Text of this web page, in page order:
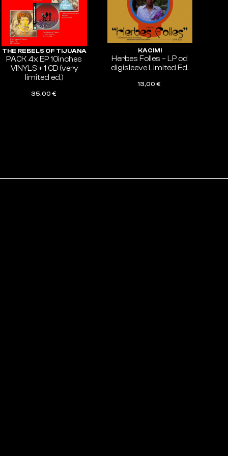
THE REBELS OF TIJUANA
PACK 4x EP 10inches
VINYLS + 1 CD (very
limited ed.)
35,00€
KACIMI
Herbes Folles – LP cd
digisleeve Limited Ed.
13,00€